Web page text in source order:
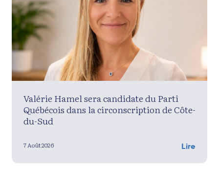
Valérie Hamel sera candidate du Parti
Québécois dans la circonscription de Côte-
du-Sud
7 Août 2026 Lire